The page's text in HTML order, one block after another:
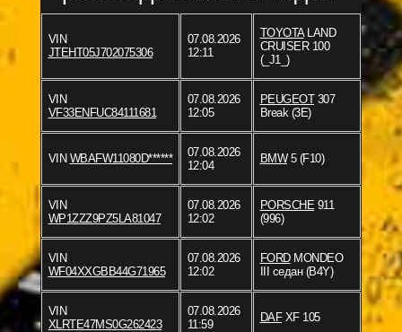
VIN
JTEHT05J702075306
07.08.2026
12:11
TOYOTALAND
CRUISER 100
(_J1_)
VIN
VF33ENFUC84111681
07.08.2026
12:05
PEUGEOT307
Break (3E)
VIN WBAFW11080D******
07.08.2026
12:04
BMW5 (F10)
VIN
WP1ZZZ9PZ5LA81047
07.08.2026
12:02
PORSCHE911
(996)
VIN
WF04XXGBB44G71965
07.08.2026
12:02
FORDMONDEO
III седан (B4Y)
VIN
XLRTE47MS0G262423
07.08.2026
11:59
DAFXF 105